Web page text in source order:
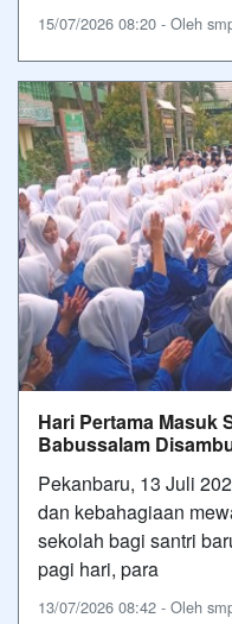
15/07/2026 08:20 - Oleh
Hari Pertama Masuk
Babussalam
Pekanbaru, 13 Juli
dan kebahagiaan
sekolah bagi santri
pagi hari, para
13/07/2026 08:42 - Oleh